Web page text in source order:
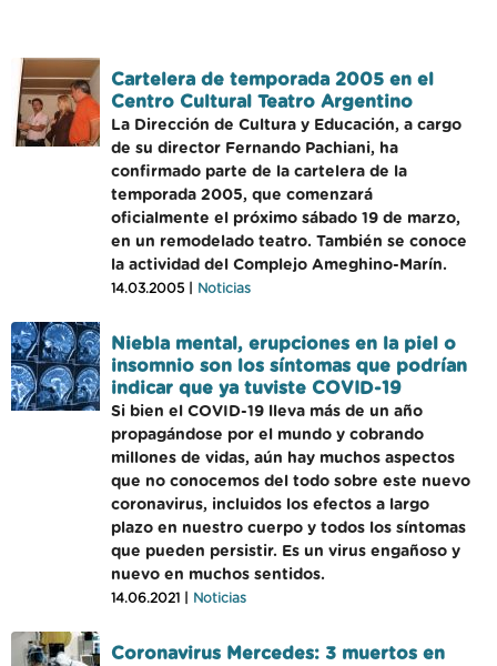
Cartelera de temporada 2005 en el
Centro Cultural Teatro Argentino
La Dirección de Cultura y Educación, a cargo
de su director Fernando Pachiani, ha
confirmado parte de la cartelera de la
temporada 2005, que comenzará
oficialmente el próximo sábado 19 de marzo,
en un remodelado teatro. También se conoce
la actividad del Complejo Ameghino-Marín.
14.03.2005 | Noticias
Niebla mental, erupciones en la piel o
insomnio son los síntomas que podrían
indicar que ya tuviste COVID-19
Si bien el COVID-19 lleva más de un año
propagándose por el mundo y cobrando
millones de vidas, aún hay muchos aspectos
que no conocemos del todo sobre este nuevo
coronavirus, incluidos los efectos a largo
plazo en nuestro cuerpo y todos los síntomas
que pueden persistir. Es un virus engañoso y
nuevo en muchos sentidos.
14.06.2021 | Noticias
Coronavirus Mercedes: 3 muertos en